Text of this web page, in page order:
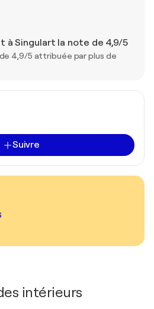
à Singulart la note de 4,9/5
4,9/5 attribuée par plus de
Suivre
intérieurs